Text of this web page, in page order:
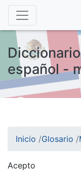
español -
Inicio /Glosario /
Acepto